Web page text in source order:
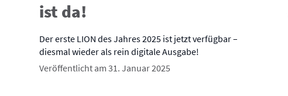
ist da!
Der erste LION des Jahres 2025 ist jetzt verfügbar –
diesmal wieder als rein digitale Ausgabe!
Veröffentlicht am 31. Januar 2025